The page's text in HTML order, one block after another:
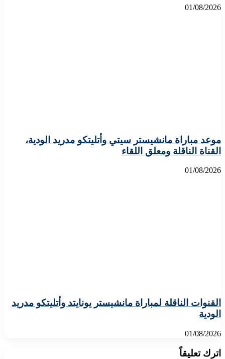
01/08/2026
موعد مباراة مانشيستر سيتي وأتليتكو مدريد الودية،
القناة الناقلة ومعلق اللقاء
01/08/2026
القنوات الناقلة لمباراة مانشيستر يونايتد وأتليتكو مدريد
الودية
01/08/2026
اترك تعليقاً